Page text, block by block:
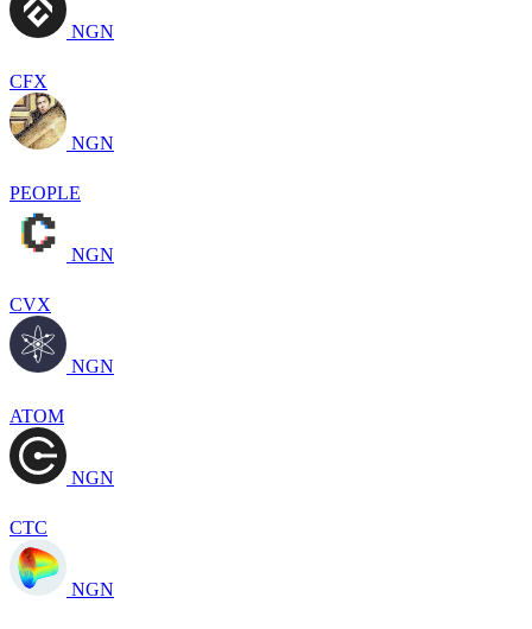
NGN
CFX
NGN
PEOPLE
NGN
CVX
NGN
ATOM
NGN
CTC
NGN